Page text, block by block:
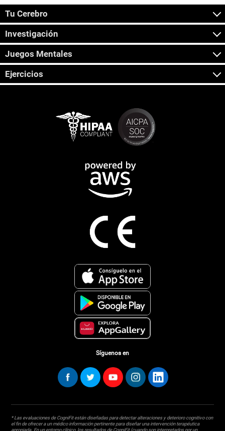
Tu Cerebro
Investigación
Juegos Mentales
Ejercicios
Síguenos en
* Las evaluaciones de CogniFit están diseñadas para detectar alteraciones y deterioro cognitivo con
el fin de ofrecer a un médico información pertinente para diseñar una intervención terapéutica
apropiada. En un entorno clínico, los resultados de CogniFit (cuando son interpretados por un